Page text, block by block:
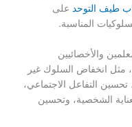
طيف التوحد على
المناسبة.
والأخصائيين
مثل انخفاض السلوك غير
التفاعل الاجتماعي،
الشخصية، وتحسين